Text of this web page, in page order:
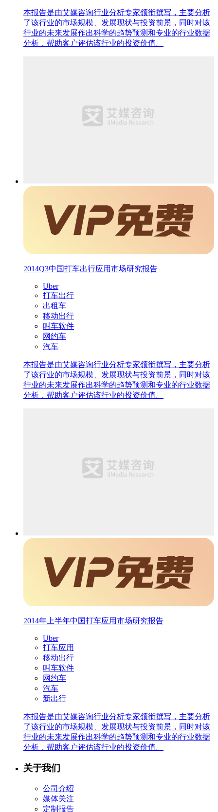
本报告是由艾媒咨询行业分析专家领衔撰写，主要分析
了该行业的市场规模、发展现状与投资前景，同时对该
行业的未来发展作出科学的趋势预测和专业的行业数据
分析，帮助客户评估该行业的投资价值。
2014Q3中国打车出行应用市场研究报告
Uber
打车出行
出租车
移动出行
叫车软件
网约车
汽车
本报告是由艾媒咨询行业分析专家领衔撰写，主要分析
了该行业的市场规模、发展现状与投资前景，同时对该
行业的未来发展作出科学的趋势预测和专业的行业数据
分析，帮助客户评估该行业的投资价值。
2014年上半年中国打车应用市场研究报告
Uber
打车应用
移动出行
叫车软件
网约车
汽车
新出行
本报告是由艾媒咨询行业分析专家领衔撰写，主要分析
了该行业的市场规模、发展现状与投资前景，同时对该
行业的未来发展作出科学的趋势预测和专业的行业数据
分析，帮助客户评估该行业的投资价值。
关于我们
公司介绍
媒体关注
定制报告